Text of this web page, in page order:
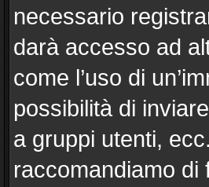
necessario
darà accesso ad
come l’uso di
possibilità di
a gruppi utenti,
raccomandiamo di